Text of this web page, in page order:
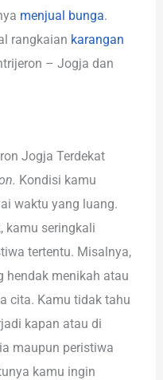
menjual bunga.
rangkaian karangan
– Jogja dan
Jogja Terdekat
Kondisi kamu
waktu yang luang.
kamu seringkali
tertentu. Misalnya,
hendak menikah atau
cita. Kamu tidak tahu
kapan atau di
maupun peristiwa
kamu ingin